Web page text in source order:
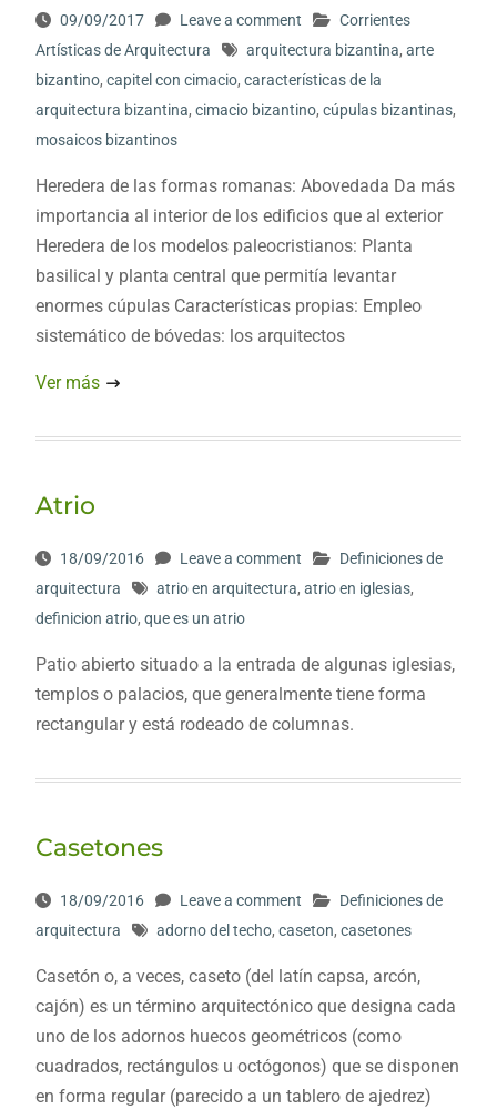
09/09/2017 Leave a comment
Corrientes
Artísticas de Arquitectura
arquitectura bizantina, arte
bizantino, capitel con cimacio, características de la
arquitectura bizantina, cimacio bizantino, cúpulas bizantinas,
mosaicos bizantinos
Heredera de las formas romanas: Abovedada Da más
importancia al interior de los edificios que al exterior
Heredera de los modelos paleocristianos: Planta
basilical y planta central que permitía levantar
enormes cúpulas Características propias: Empleo
sistemático de bóvedas: los arquitectos
Ver más
Atrio
18/09/2016 Leave a comment
Definiciones de
arquitectura
atrio en arquitectura, atrio en iglesias,
definicion atrio, que es un atrio
Patio abierto situado a la entrada de algunas iglesias,
templos o palacios, que generalmente tiene forma
rectangular y está rodeado de columnas.
Casetones
18/09/2016 Leave a comment
Definiciones de
arquitectura
adorno del techo, caseton, casetones
Casetón o, a veces, caseto (del latín capsa, arcón,
cajón) es un término arquitectónico que designa cada
uno de los adornos huecos geométricos (como
cuadrados, rectángulos u octógonos) que se disponen
en forma regular (parecido a un tablero de ajedrez)